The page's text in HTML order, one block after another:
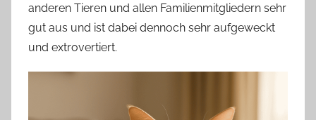
anderen Tieren und allen Familienmitgliedern sehr
gut aus und ist dabei dennoch sehr aufgeweckt
und extrovertiert.